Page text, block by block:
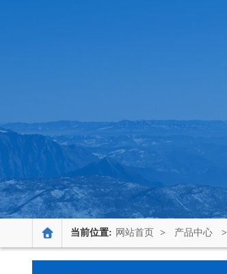
当前位置: 网站首页 > 产品中心 >